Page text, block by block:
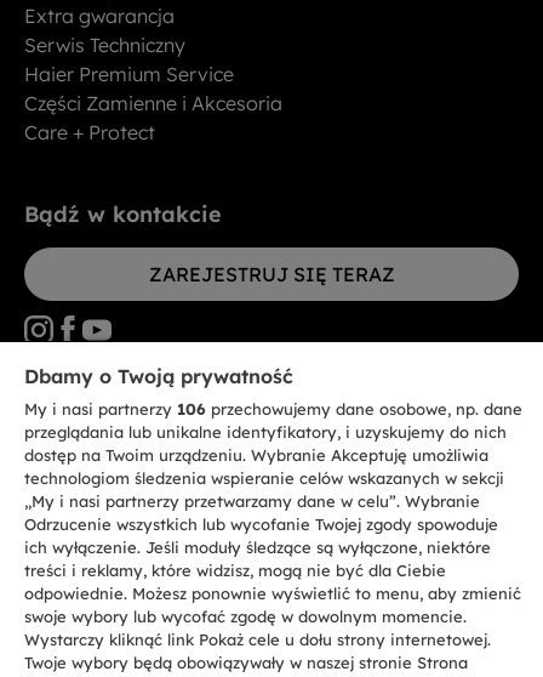
Extra gwarancja
Serwis Techniczny
Haier Premium Service
Części Zamienne i Akcesoria
Care + Protect
Bądź w kontakcie
ZAREJESTRUJ SIĘ TERAZ
CANDY HOOVER GROUP S.r.I. - jednoosobowa sp. z.o.o. - SIEDZIBA
STATUTOWA: Via Comolli, 57 - 20861 Brugherio (MB) - Włochy -
SIEDZIBY ADMINISTRACYJNE: Via Privata Eden Fumagalli bez
nadanego numeru - 20861 Brugherio (MB) i Via Trento nr 20/A-22 - 20871
Vimercate (MB) - Włochy - Tel.: +39.039.2086.1 - Faks: +39.039.2086.237 -
Kapitał zakładowy 35.000.000,00 € wpłacony w całości - Kod identyfikacji
podatkowej i nr wpisu do Rejestru przedsiębiorstw dla rejonu Mediolan-
Monza-Brianza-Lodi 04666310158 - NIP 00786860965 - Numer wpisu do
Repertorium Ekonomiczno - Administracyjnego REA: MB-1033934 -
Autoryzacja IT AEOF 211870 - Spółka podlega zarządzaniu i koordynacji
Candy S.p.A.
PL / Polski
Dbamy o Twoją prywatność
My i nasi partnerzy 106 przechowujemy dane osobowe, np. dane
przeglądania lub unikalne identyfikatory, i uzyskujemy do nich
dostęp na Twoim urządzeniu. Wybranie Akceptuję umożliwia
technologiom śledzenia wspieranie celów wskazanych w sekcji
„My i nasi partnerzy przetwarzamy dane w celu”. Wybranie
Odrzucenie wszystkich lub wycofanie Twojej zgody spowoduje
ich wyłączenie. Jeśli moduły śledzące są wyłączone, niektóre
treści i reklamy, które widzisz, mogą nie być dla Ciebie
odpowiednie. Możesz ponownie wyświetlić to menu, aby zmienić
swoje wybory lub wycofać zgodę w dowolnym momencie.
Wystarczy kliknąć link Pokaż cele u dołu strony internetowej.
Twoje wybory będą obowiązywały w naszej stronie Strona